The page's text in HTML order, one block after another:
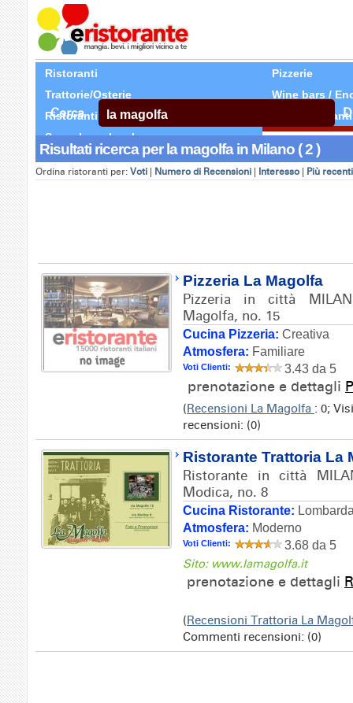
Ristoranti
Pizzerie
Trattorie/Osterie
Wine bars /
Ristoranti Etnici
Tutti Ristoranti
Segnala un locale
Cerca
Risultati ricerca per la magolfa in Milano ( 2 )
Ordina ristoranti per: Voti Numero di Recensioni Interesso Più recenti
Pizzeria La Magolfa
Pizzeria in città
Magolfa, no. 15
Cucina Pizzeria: Creativa
Atmosfera: Familiare
Voti Clienti: 3.43 da 5
prenotazione e dettagli
(Recensioni La Magolfa : 0;
recensioni: (0)
Ristorante Trattoria La
Ristorante in città
Modica, no. 8
Cucina Ristorante:
Atmosfera: Moderno
Voti Clienti: 3.68 da 5
Sito: www.lamagolfa.it
prenotazione e dettagli
(Recensioni Trattoria La
Commenti recensioni: (0)